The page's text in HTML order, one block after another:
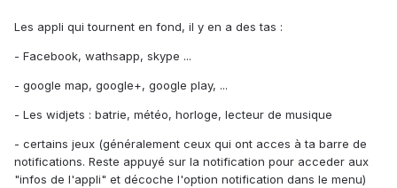
Les appli qui tournent en fond, il y en a des tas :
- Facebook, wathsapp, skype ...
- google map, google+, google play, ...
- Les widjets : batrie, météo, horloge, lecteur de musique
- certains jeux (généralement ceux qui ont acces à ta barre de
notifications. Reste appuyé sur la notification pour acceder aux
"infos de l'appli" et décoche l'option notification dans le menu)